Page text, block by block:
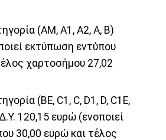
(ΑΜ, Α1, Α2, Α, Β)
εκτύπωση εντύπου
χαρτοσήμου 27,02
(ΒΕ, C1, C, D1, D, C1E,
120,15 ευρώ (ενοποιεί
30,00 ευρώ και τέλος